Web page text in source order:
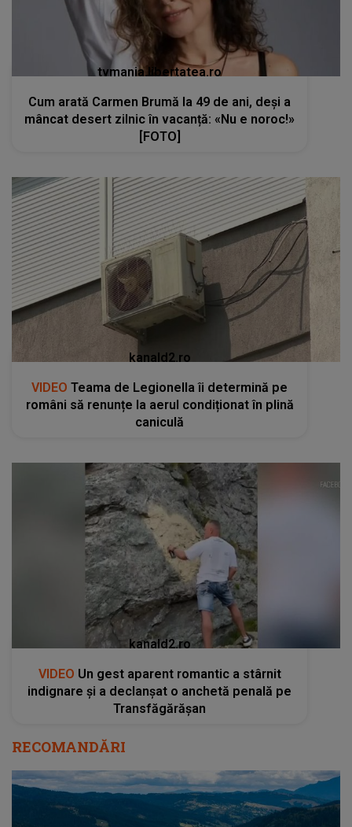
tvmania.libertatea.ro
Cum arată Carmen Brumă la 49 de ani, deși a
mâncat desert zilnic în vacanță: «Nu e noroc!»
[FOTO]
kanald2.ro
VIDEO Teama de Legionella îi determină pe
români să renunțe la aerul condiționat în plină
caniculă
kanald2.ro
VIDEO Un gest aparent romantic a stârnit
indignare și a declanșat o anchetă penală pe
Transfăgărășan
RECOMANDĂRI